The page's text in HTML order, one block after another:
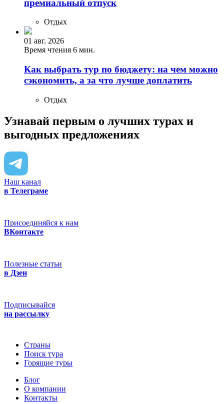
премиальный отпуск
Отдых
01 авг. 2026
Время чтения 6 мин.
Как выбрать тур по бюджету: на чем можно
сэкономить, а за что лучше доплатить
Отдых
Узнавай первым о лучших турах и
выгодных предложениях
Наш канал
в Телеграме
Присоединяйся к нам
ВКонтакте
Полезные статьи
в Дзен
Подписывайся
на рассылку
Страны
Поиск тура
Горящие туры
Блог
О компании
Контакты